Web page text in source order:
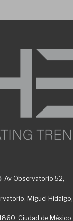
Av Observatorio 52,
Miguel Hidalgo,
Ciudad de México